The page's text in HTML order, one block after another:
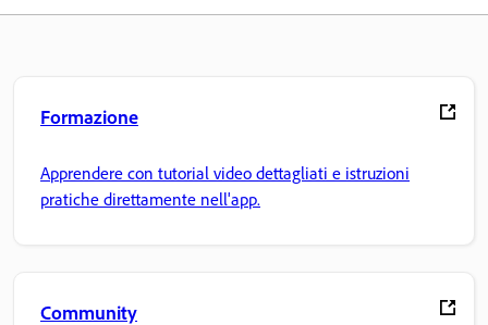
Formazione
Apprendere con tutorial video dettagliati e istruzioni
pratiche direttamente nell'app.
Community